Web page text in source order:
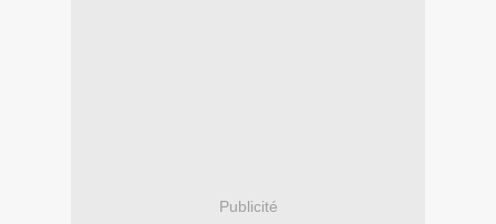
Publicité